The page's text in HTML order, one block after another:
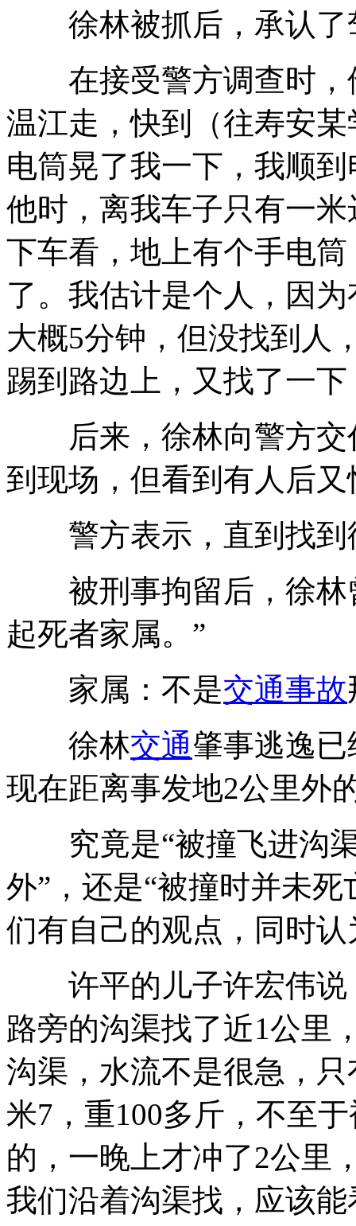
徐林被抓后，承认了
在接受警方调查时，
温江走，快到（往寿安
电筒晃了我一下，我顺
他时，离我车子只有一
下车看，地上有个手电
了。我估计是个人，因
大概5分钟，但没找到人
踢到路边上，又找了一
后来，徐林向警方交
到现场，但看到有人后
警方表示，直到找到
被刑事拘留后，徐林
起死者家属。”
家属：不是交通事故
徐林交通肇事逃逸
现在距离事发地2公里外
究竟是“被撞飞进沟渠
外”，还是“被撞时并未
们有自己的观点，同时
许平的儿子许宏伟说
路旁的沟渠找了近1公里
沟渠，水流不是很急，
米7，重100多斤，不至
的，一晚上才冲了2公里
我们沿着沟渠找，应该能